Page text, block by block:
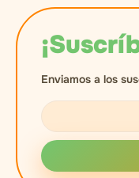
Enviamos a los